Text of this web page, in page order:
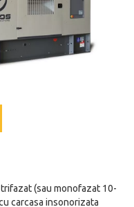
trifazat (sau monofazat 10-
carcasa insonorizata